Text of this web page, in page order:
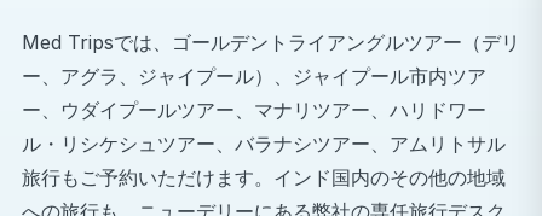
自由時間には、インドの驚異を堪能しましょう。デリ
ーの歴史的建造物（レッドフォートやクトゥブ・ミナ
ールなど）から、ジャイプールの宮殿や砦、さらには
アグラのタージ・マハルへの週末旅行まで、インドに
は魅力的なスポットが数多くあります。豊かな文化、
Med Tripsでは、ゴールデントライアングルツアー（デリ
ー、アグラ、ジャイプール）、ジャイプール市内ツア
ー、ウダイプールツアー、マナリツアー、ハリドワー
ル・リシケシュツアー、バラナシツアー、アムリトサル
旅行もご予約いただけます。インド国内のその他の地域
への旅行も、ニューデリーにある弊社の専任旅行デスク